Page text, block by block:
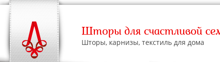
Шторы для счастливой
Шторы, карнизы, текстиль для дома